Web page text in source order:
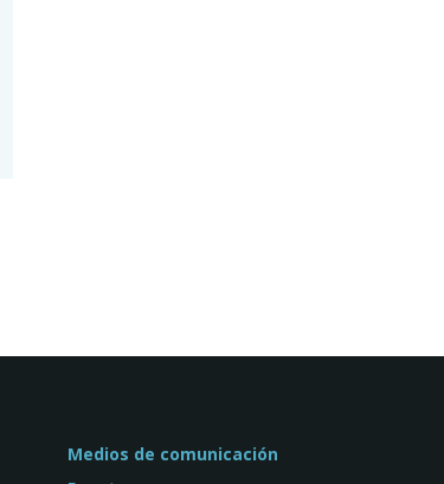
Medios de comunicación